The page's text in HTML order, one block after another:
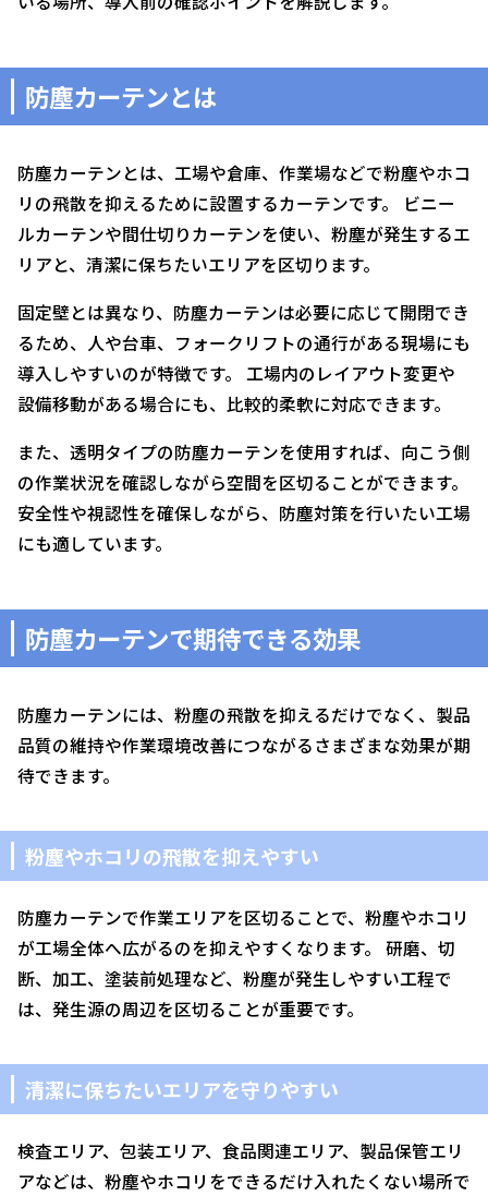
防塵カーテンとは
防塵カーテンとは、工場や倉庫、作業場などで粉塵やホコ
リの飛散を抑えるために設置するカーテンです。 ビニー
ルカーテンや間仕切りカーテンを使い、粉塵が発生するエ
リアと、清潔に保ちたいエリアを区切ります。
固定壁とは異なり、防塵カーテンは必要に応じて開閉でき
るため、人や台車、フォークリフトの通行がある現場にも
導入しやすいのが特徴です。 工場内のレイアウト変更や
設備移動がある場合にも、比較的柔軟に対応できます。
また、透明タイプの防塵カーテンを使用すれば、向こう側
の作業状況を確認しながら空間を区切ることができます。
安全性や視認性を確保しながら、防塵対策を行いたい工場
にも適しています。
防塵カーテンで期待できる効果
防塵カーテンには、粉塵の飛散を抑えるだけでなく、製品
品質の維持や作業環境改善につながるさまざまな効果が期
待できます。
粉塵やホコリの飛散を抑えやすい
防塵カーテンで作業エリアを区切ることで、粉塵やホコリ
が工場全体へ広がるのを抑えやすくなります。 研磨、切
断、加工、塗装前処理など、粉塵が発生しやすい工程で
は、発生源の周辺を区切ることが重要です。
清潔に保ちたいエリアを守りやすい
検査エリア、包装エリア、食品関連エリア、製品保管エリ
アなどは、粉塵やホコリをできるだけ入れたくない場所で